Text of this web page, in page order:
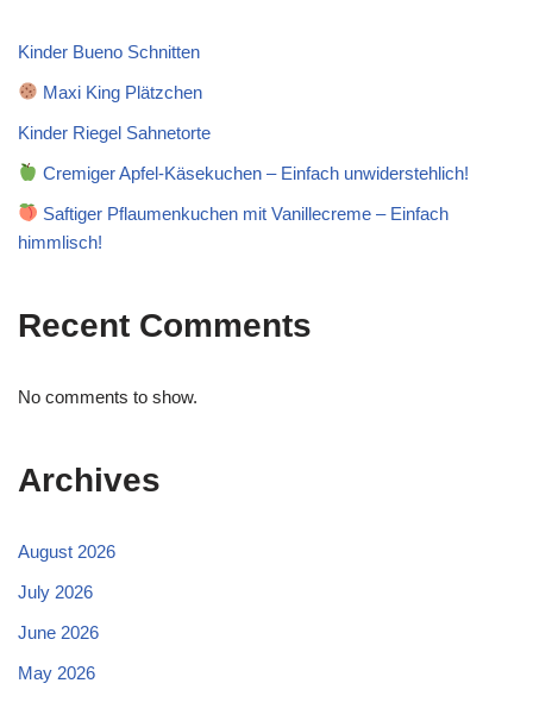
Kinder Bueno Schnitten
Maxi King Plätzchen
Kinder Riegel Sahnetorte
Cremiger Apfel-Käsekuchen – Einfach unwiderstehlich!
Saftiger Pflaumenkuchen mit Vanillecreme – Einfach
himmlisch!
Recent Comments
No comments to show.
Archives
August 2026
July 2026
June 2026
May 2026